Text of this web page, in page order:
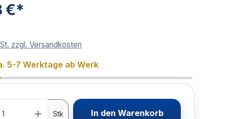
€*
zzgl. Versandkosten
5-7 Werktage ab Werk
Stk
In den Warenkorb